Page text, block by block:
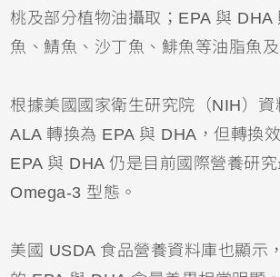
桃及部分植物油攝取；EPA 與 DHA
魚、鯖魚、沙丁魚、鯡魚等油脂魚及
根據美國國家衛生研究院（NIH）
ALA 轉換為 EPA 與 DHA，但轉換
EPA 與 DHA 仍是目前國際營養研
Omega-3 型態。
美國 USDA 食品營養資料庫也顯示